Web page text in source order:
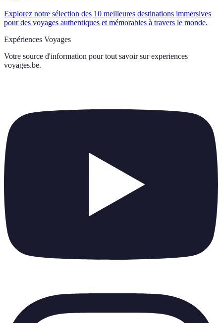
Explorez notre sélection des 10 meilleures destinations immersives
pour des voyages authentiques et mémorables à travers le monde.
Expériences Voyages
Votre source d'information pour tout savoir sur experiences
voyages.be.